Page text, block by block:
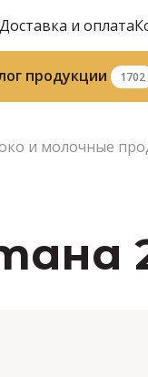
Доставка и оплата
продукции 1702
и молочные